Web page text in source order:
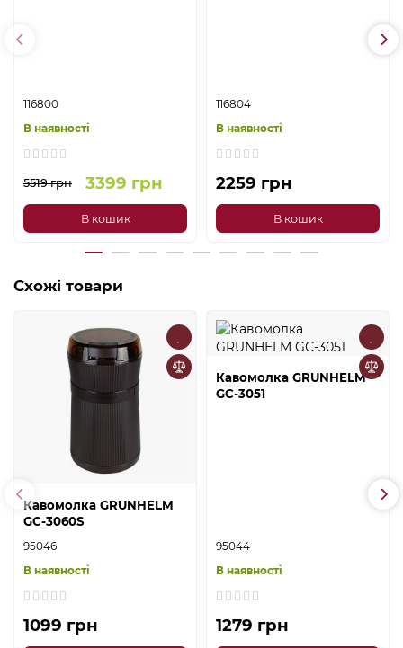
116800
В наявності
5519 грн 3399 грн
В кошик
116804
В наявності
2259 грн
В кошик
Схожі товари
Кавомолка GRUNHELM
GС-3060S
95046
В наявності
1099 грн
Кавомолка GRUNHELM
GС-3051
95044
В наявності
1279 грн